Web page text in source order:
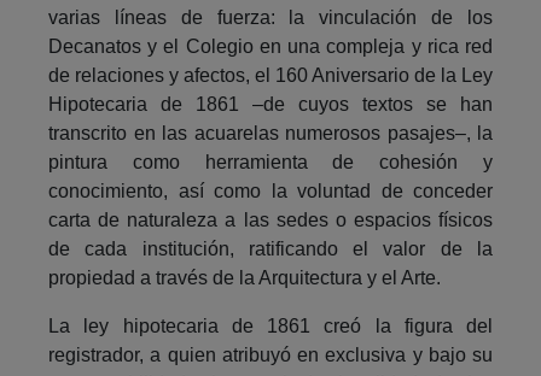
varias líneas de fuerza: la vinculación de los
Decanatos y el Colegio en una compleja y rica red
de relaciones y afectos, el 160 Aniversario de la Ley
Hipotecaria de 1861 –de cuyos textos se han
transcrito en las acuarelas numerosos pasajes–, la
pintura como herramienta de cohesión y
conocimiento, así como la voluntad de conceder
carta de naturaleza a las sedes o espacios físicos
de cada institución, ratificando el valor de la
propiedad a través de la Arquitectura y el Arte.
La ley hipotecaria de 1861 creó la figura del
registrador, a quien atribuyó en exclusiva y bajo su